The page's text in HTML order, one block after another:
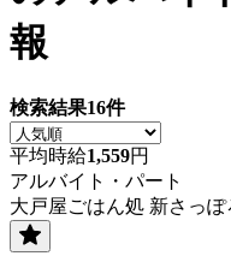
報
検索結果16件
平均時給1,559円
アルバイト・パート
大戸屋ごはん処 新さっ